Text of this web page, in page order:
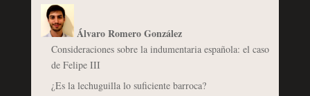
Álvaro Romero González
Consideraciones sobre la indumentaria española: el caso
de Felipe III
¿Es la lechuguilla lo suficiente barroca?